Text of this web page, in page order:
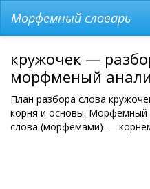
Морфемный словарь
кружочек —
морфменый
План разбора слова
корня и основы. Морфемный
слова (морфемами) —